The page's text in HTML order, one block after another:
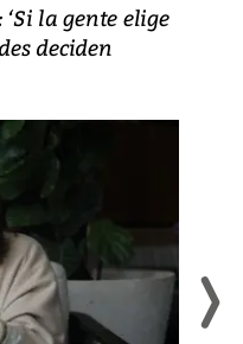
la gente elige
deciden